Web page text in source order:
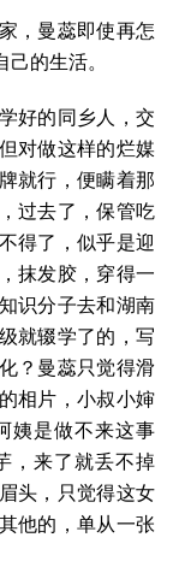
，曼蕊即使再怎
的生活。
好的同乡人，交
对做这样的烂媒
就行，便瞒着那
过去了，保管吃
得了，似乎是迎
抹发胶，穿得一
识分子去和湖南
就辍学了的，写
？曼蕊只觉得滑
相片，小叔小婶
姨是做不来这事
，来了就丢不掉
头，只觉得这女
他的，单从一张